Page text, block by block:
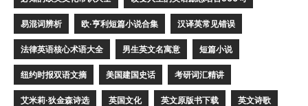
易混词辨析 欧·亨利短篇小说合集 汉译英常见错误
法律英语核心术语大全 男生英文名寓意 短篇小说
纽约时报双语文摘 美国建国史话 考研词汇精讲
艾米莉·狄金森诗选 英国文化 英文原版书下载 英文诗歌